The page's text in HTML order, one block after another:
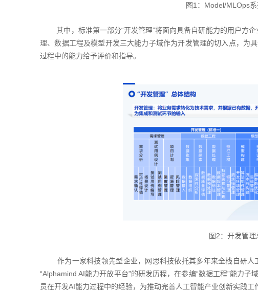
图1：Model/MLOps
其中，标准第一部分“开发管理”将面向具备自研能力的用户方企
理、数据工程及模型开发三大能力子域作为开发管理的切入点，为
过程中的能力给予评价和指导。
图2：开发管理
作为一家科技领先型企业，网思科技依托其多年来全栈自研人
“Alphamind AI能力开放平台”的研发历程，在参编“数据工程”能力
员在开发AI能力过程中的经验，为推动完善人工智能产业创新实践工